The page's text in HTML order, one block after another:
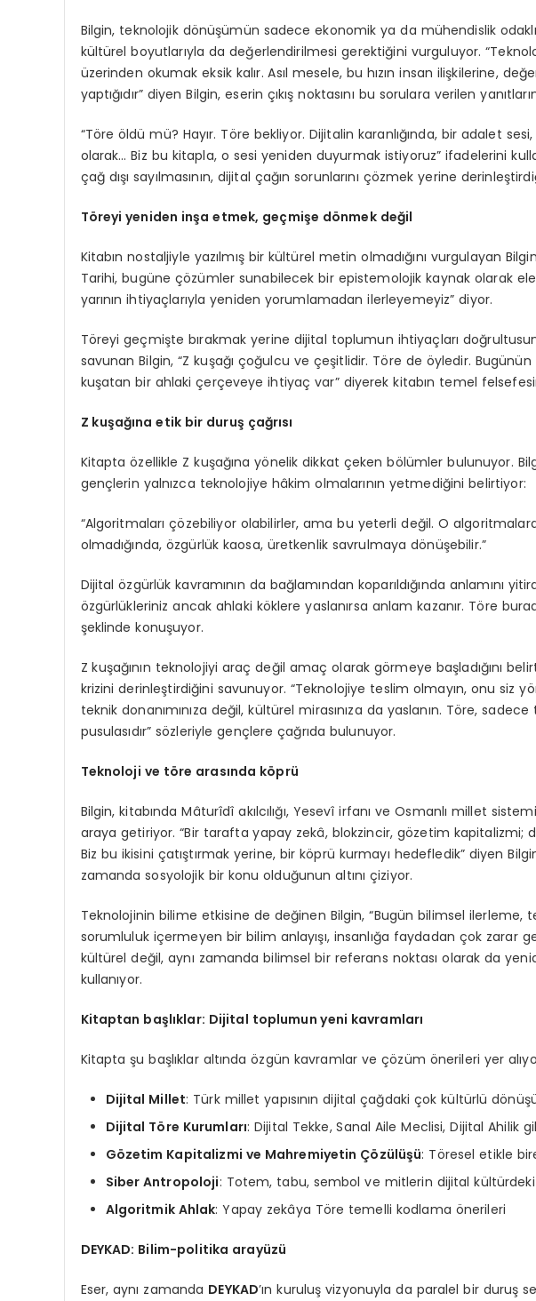
Bilgin, teknolojik dönüşümün sadece ekonomik ya da mühendislik
kültürel boyutlarıyla da değerlendirilmesi gerektiğini vurguluyor.
üzerinden okumak eksik kalır. Asıl mesele, bu hızın insan ilişkilerine,
yaptığıdır” diyen Bilgin, eserin çıkış noktasını bu sorulara verilen
“Töre öldü mü? Hayır. Töre bekliyor. Dijitalin karanlığında, bir adalet sesi,
olarak… Biz bu kitapla, o sesi yeniden duyurmak istiyoruz” ifadelerini
çağ dışı sayılmasının, dijital çağın sorunlarını çözmek yerine
Töreyi yeniden inşa etmek, geçmişe dönmek değil
Kitabın nostaljiyle yazılmış bir kültürel metin olmadığını vurgulayan
Tarihi, bugüne çözümler sunabilecek bir epistemolojik kaynak olarak
yarının ihtiyaçlarıyla yeniden yorumlamadan ilerleyemeyiz” diyor.
Töreyi geçmişte bırakmak yerine dijital toplumun ihtiyaçları
savunan Bilgin, “Z kuşağı çoğulcu ve çeşitlidir. Töre de öyledir.
kuşatan bir ahlaki çerçeveye ihtiyaç var” diyerek kitabın temel
Z kuşağına etik bir duruş çağrısı
Kitapta özellikle Z kuşağına yönelik dikkat çeken bölümler bulunuyor.
gençlerin yalnızca teknolojiye hâkim olmalarının yetmediğini belirtiyor:
“Algoritmaları çözebiliyor olabilirler, ama bu yeterli değil. O
olmadığında, özgürlük kaosa, üretkenlik savrulmaya dönüşebilir.”
Dijital özgürlük kavramının da bağlamından koparıldığında anlamını
özgürlükleriniz ancak ahlaki köklere yaslanırsa anlam kazanır. Töre
şeklinde konuşuyor.
Z kuşağının teknolojiyi araç değil amaç olarak görmeye başladığını
krizini derinleştirdiğini savunuyor. “Teknolojiye teslim olmayın, onu siz
teknik donanımınıza değil, kültürel mirasınıza da yaslanın. Töre,
pusulasıdır” sözleriyle gençlere çağrıda bulunuyor.
Teknoloji ve töre arasında köprü
Bilgin, kitabında Mâturîdî akılcılığı, Yesevî irfanı ve Osmanlı millet
araya getiriyor. “Bir tarafta yapay zekâ, blokzincir, gözetim kapitalizmi;
Biz bu ikisini çatıştırmak yerine, bir köprü kurmayı hedefledik” diyen
zamanda sosyolojik bir konu olduğunun altını çiziyor.
Teknolojinin bilime etkisine de değinen Bilgin, “Bugün bilimsel ilerleme,
sorumluluk içermeyen bir bilim anlayışı, insanlığa faydadan çok zarar
kültürel değil, aynı zamanda bilimsel bir referans noktası olarak da
kullanıyor.
Kitaptan başlıklar: Dijital toplumun yeni kavramları
Kitapta şu başlıklar altında özgün kavramlar ve çözüm önerileri yer
Dijital Millet: Türk millet yapısının dijital çağdaki çok kültürlü
Dijital Töre Kurumları: Dijital Tekke, Sanal Aile Meclisi, Dijital Ahilik
Gözetim Kapitalizmi ve Mahremiyetin Çözülüşü: Töresel etikle
Siber Antropoloji: Totem, tabu, sembol ve mitlerin dijital kültürdeki
Algoritmik Ahlak: Yapay zekâya Töre temelli kodlama önerileri
DEYKAD: Bilim-politika arayüzü
Eser, aynı zamanda DEYKAD’ın kuruluş vizyonuyla da paralel bir duruş